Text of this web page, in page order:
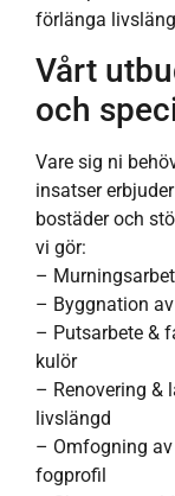
förlänga
Vårt
och
Vare sig ni
insatser
bostäder och
vi gör:
–
– Byggnation
– Putsarbete &
kulör
– Renovering &
livslängd
– Omfogning
fogprofil